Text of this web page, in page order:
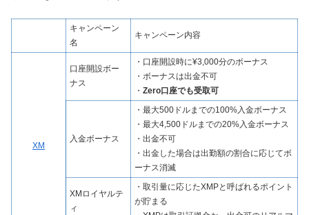
キャンペーン
名
キャンペーン内容
XM
口座開設ボー
ナス
・口座開設時に¥3,000分のボーナス
・ボーナスは出金不可
・ Zero口座でも受取可
入金ボーナス
・最大500ドルまでの100%入金ボーナス
・最大4,500ドルまでの20%入金ボーナス
・出金不可
・出金した場合は出勤額の割合に応じてボ
ーナス消滅
XMロイヤルテ
ィ
・取引量に応じたXMPと呼ばれるポイント
が貯まる